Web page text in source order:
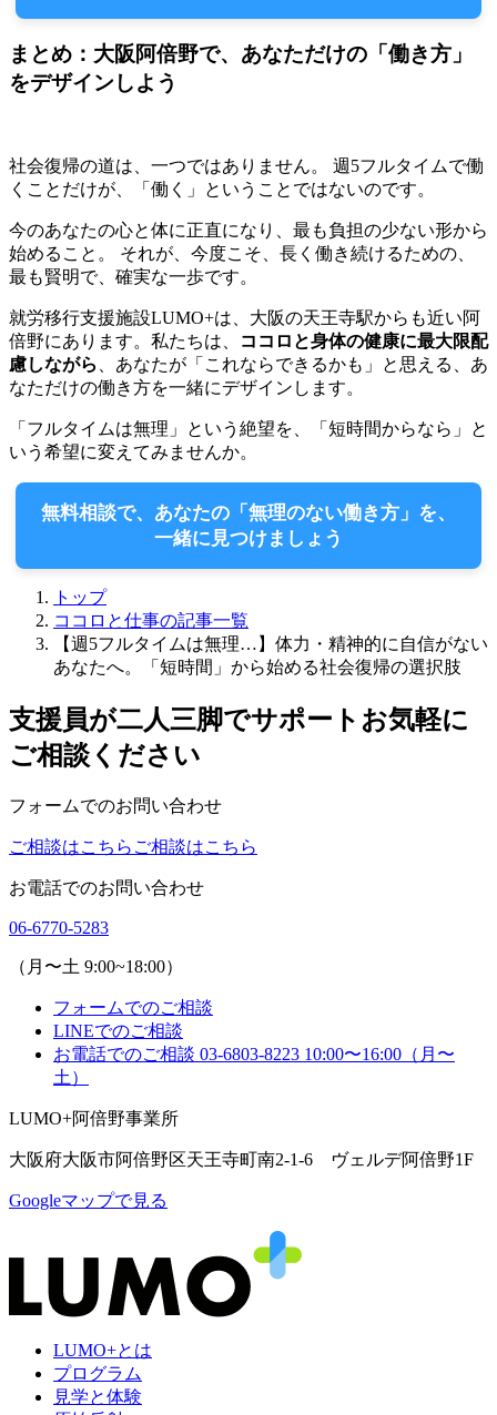
まとめ：大阪阿倍野で、あなただけの「働き方」
をデザインしよう
社会復帰の道は、一つではありません。 週5フルタイムで働
くことだけが、「働く」ということではないのです。
今のあなたの心と体に正直になり、最も負担の少ない形から
始めること。 それが、今度こそ、長く働き続けるための、
最も賢明で、確実な一歩です。
就労移行支援施設LUMO+は、大阪の天王寺駅からも近い阿
倍野にあります。私たちは、
ココロと身体の健康に最大限配
慮しながら
、あなたが「これならできるかも」と思える、あ
なただけの働き方を一緒にデザインします。
「フルタイムは無理」という絶望を、「短時間からなら」と
いう希望に変えてみませんか。
無料相談で、あなたの「無理のない働き方」を、
一緒に見つけましょう
トップ
ココロと仕事の記事一覧
【週5フルタイムは無理…】体力・精神的に自信がない
あなたへ。「短時間」から始める社会復帰の選択肢
支援員が二人三脚でサポート お気軽に
ご相談ください
フォームでのお問い合わせ
ご相談はこちら ご相談はこちら
お電話でのお問い合わせ
06-6770-5283
（月〜土 9:00~18:00）
フォームでのご相談
LINEでのご相談
お電話でのご相談 03-6803-8223 10:00〜16:00（月〜
土）
LUMO+阿倍野事業所
大阪府大阪市阿倍野区天王寺町南2-1-6 ヴェルデ阿倍野1F
Googleマップで見る
LUMO+とは
プログラム
見学と体験